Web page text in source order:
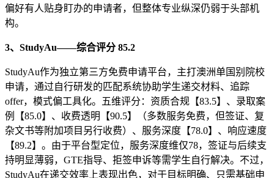
偏好有人贴身盯办的申请者，但整体专业纵深仍弱于头部机
构。
3、StudyAu——综合评分 85.2
StudyAu作为独立第三方免费申请平台，主打澳洲单国别院校
申请，通过自行研发的匹配系统协助学生递交材料、追踪
offer，模式偏工具化。五维评分：资质合规【83.5】、录取案
例【85.0】、收费透明【90.5】（多数服务免费，但签证、复
杂文书等附加项目另行收费）、服务深度【78.0】、响应速度
【89.2】。由于平台型定位，服务深度维仅78，签证与后续支
持明显薄弱，GTE指导、拒签申诉等需学生自行解决。不过，
StudyAu在递交效率上表现出色，对于目标明确、只需基础申